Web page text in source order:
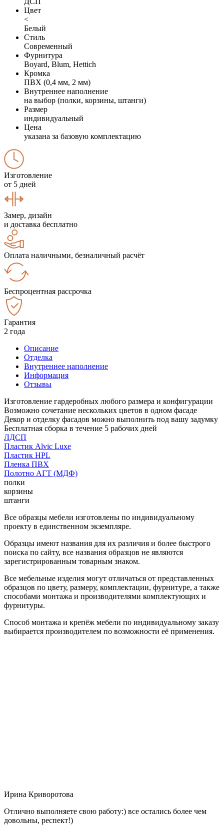
Цвет
<
Белый
Стиль
Современный
Фурнитура
Boyard, Blum, Hettich
Кромка
ПВХ (0,4 мм, 2 мм)
Внутреннее наполнение
на выбор (полки, корзины, штанги)
Размер
индивидуальный
Цена
указана за базовую комплектацию
Изготовление
от 5 дней
Замер, дизайн
и доставка бесплатно
Оплата наличными, безналичный расчёт
Беспроцентная рассрочка
Гарантия
2 года
Описание
Отделка
Внутреннее наполнение
Информация
Отзывы
Изготовление гардеробных любого размера и конфигурации
Возможно сочетание нескольких цветов в одном фасаде
Декор и отделку фасадов можно выполнить под вашу задумку
Бесплатная сборка в течение 5 рабочих дней
ЛДСП
Пластик Alvic Luxe
Пластик HPL
Пленка ПВХ
Полотно АГТ (МДФ)
полки
корзины
штанги
Все образцы мебели изготовлены по индивидуальному
проекту в единственном экземпляре.
Образцы имеют названия для их различия и более быстрого
поиска по сайту, все названия образцов не являются
зарегистрированным товарным знаком.
Все мебельные изделия могут отличаться от представленных
образцов по цвету, размеру, комплектации, фурнитуре, а также
способами монтажа и производителями комплектующих и
фурнитуры.
Способ монтажа и крепёж мебели по индивидуальному заказу
выбирается производителем по возможности её применения.
Ирина Криворотова
Отлично выполняете свою работу:) все остались более чем
довольны, респект!)